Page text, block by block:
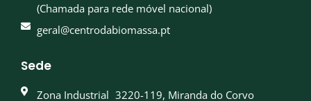
(Chamada para rede móvel nacional)
geral@centrodabiomassa.pt
Sede
Zona Industrial 3220-119, Miranda do Corvo